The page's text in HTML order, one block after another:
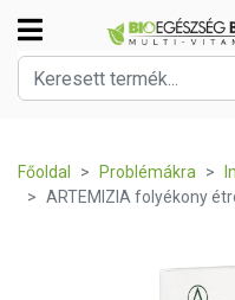
Főoldal Problémákra
ARTEMIZIA folyékony